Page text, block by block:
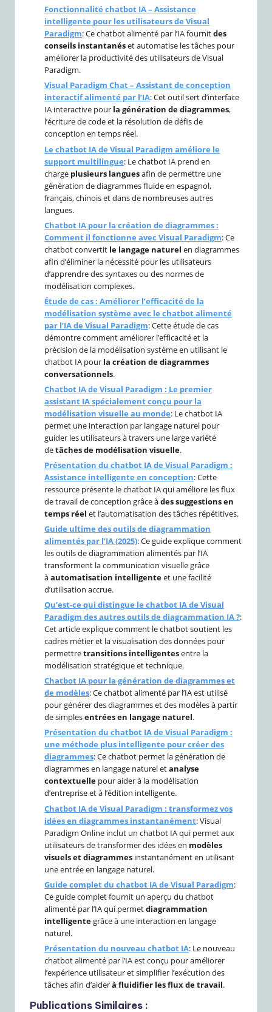
Fonctionnalité chatbot IA – Assistance
intelligente pour les utilisateurs de Visual
Paradigm: Ce chatbot alimenté par l’IA fournitdes
conseils instantanéset automatise les tâches pour
améliorer la productivité des utilisateurs de Visual
Paradigm.
Visual Paradigm Chat – Assistant de conception
interactif alimenté par l’IA: Cet outil sert d’interface
IA interactive pour la génération de diagrammes,
l’écriture de code et la résolution de défis de
conception en temps réel.
Le chatbot IA de Visual Paradigm améliore le
support multilingue: Le chatbot IA prend en
charge plusieurs languesafin de permettre une
génération de diagrammes fluide en espagnol,
français, chinois et dans de nombreuses autres
langues.
Chatbot IA pour la création de diagrammes :
Comment il fonctionne avec Visual Paradigm: Ce
chatbot convertit le langage naturel en diagrammes
afin d’éliminer la nécessité pour les utilisateurs
d’apprendre des syntaxes ou des normes de
modélisation complexes.
Étude de cas : Améliorer l’efficacité de la
modélisation système avec le chatbot alimenté
par l’IA de Visual Paradigm: Cette étude de cas
démontre comment améliorer l’efficacité et la
précision de la modélisation système en utilisant le
chatbot IA pour la création de diagrammes
conversationnels.
Chatbot IA de Visual Paradigm : Le premier
assistant IA spécialement conçu pour la
modélisation visuelle au monde: Le chatbot IA
permet une interaction par langage naturel pour
guider les utilisateurs à travers une large variété
detâches de modélisation visuelle.
Présentation du chatbot IA de Visual Paradigm :
Assistance intelligente en conception: Cette
ressource présente le chatbot IA qui améliore les flux
de travail de conception grâce àdes suggestions en
temps réel et l’automatisation des tâches répétitives.
Guide ultime des outils de diagrammation
alimentés par l’IA (2025): Ce guide explique comment
les outils de diagrammation alimentés par l’IA
transforment la communication visuelle grâce
àautomatisation intelligenteet une facilité
d’utilisation accrue.
Qu’est-ce qui distingue le chatbot IA de Visual
Paradigm des autres outils de diagrammation IA ?:
Cet article explique comment le chatbot soutient les
cadres métier et la visualisation des données pour
permettretransitions intelligentesentre la
modélisation stratégique et technique.
Chatbot IA pour la génération de diagrammes et
de modèles: Ce chatbot alimenté par l’IA est utilisé
pour générer des diagrammes et des modèles à partir
de simplesentrées en langage naturel.
Présentation du chatbot IA de Visual Paradigm :
une méthode plus intelligente pour créer des
diagrammes: Ce chatbot permet la génération de
diagrammes en langage naturel etanalyse
contextuelle pour aider à la modélisation
d’entreprise et à l’édition intelligente.
Chatbot IA de Visual Paradigm : transformez vos
idées en diagrammes instantanément: Visual
Paradigm Online inclut un chatbot IA qui permet aux
utilisateurs de transformer des idées en modèles
visuels et diagrammes instantanément en utilisant
une entrée en langage naturel.
Guide complet du chatbot IA de Visual Paradigm:
Ce guide complet fournit un aperçu du chatbot
alimenté par l’IA qui permetdiagrammation
intelligentegrâce à une interaction en langage
naturel.
Présentation du nouveau chatbot IA: Le nouveau
chatbot alimenté par l’IA est conçu pour améliorer
l’expérience utilisateur et simplifier l’exécution des
tâches afin d’aiderà fluidifier les flux de travail.
Publications Similaires :